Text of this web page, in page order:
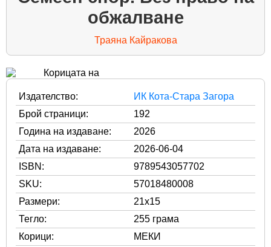
обжалване
Траяна Кайракова
Издателство:
ИК Кота-Стара Загора
Брой страници:
192
Година на издаване:
2026
Дата на издаване:
2026-06-04
ISBN:
9789543057702
SKU:
57018480008
Размери:
21x15
Тегло:
255 грама
Корици:
МЕКИ